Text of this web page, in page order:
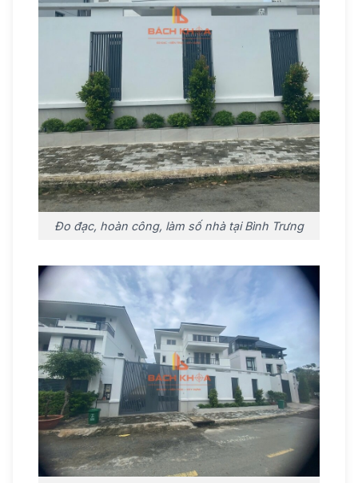
Đo đạc, hoàn công, làm số nhà tại Bình Trưng